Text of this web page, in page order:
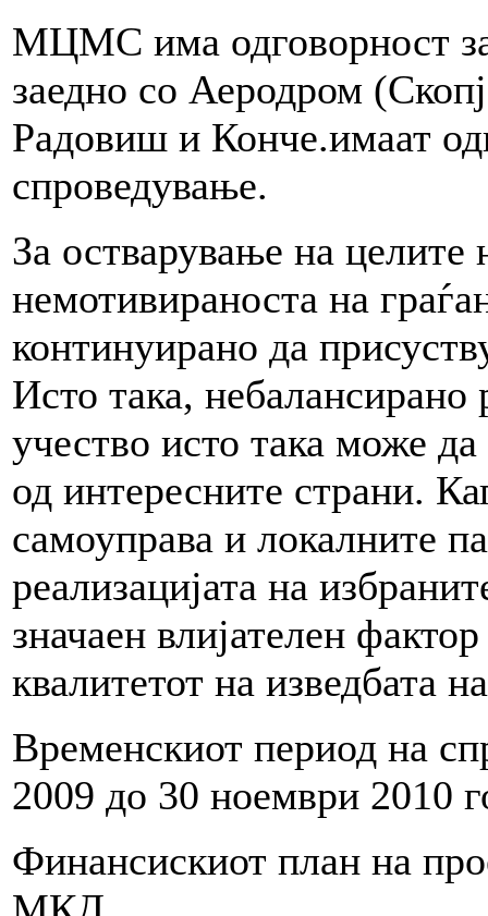
МЦМС има одговорност
заедно со Аеродром
Радовиш и Конче.имаат
спроведување.
За остварување на
немотивираноста на
континуирано да
Исто така, небалансирано
учество исто така може
од интересните страни.
самоуправа и локалните
реализацијата на
значаен влијателен
квалитетот на изведбата
Временскиот период на
2009 до 30 ноември 2010
Финансискиот план на